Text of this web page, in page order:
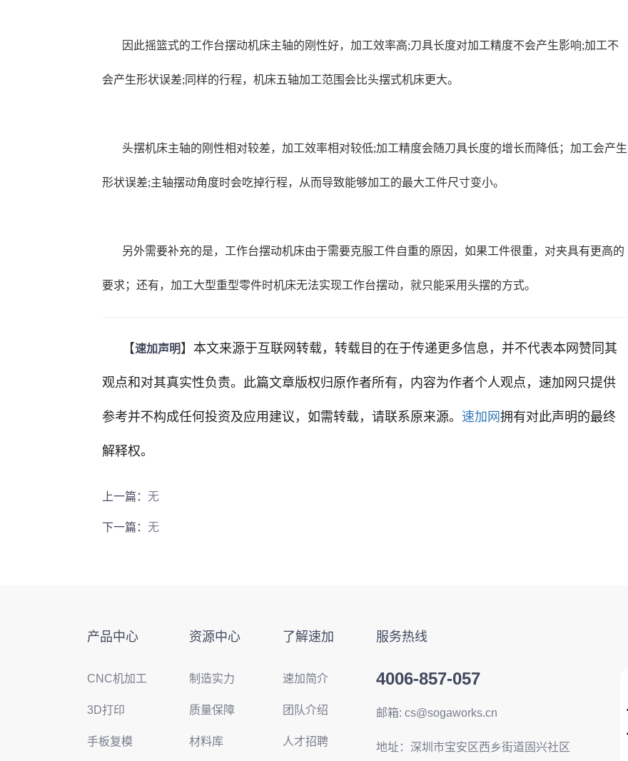
因此摇篮式的工作台摆动机床主轴的刚性好，加工效率高;刀具长度对加工精度不会产生影响;加工不
会产生形状误差;同样的行程，机床五轴加工范围会比头摆式机床更大。
头摆机床主轴的刚性相对较差，加工效率相对较低;加工精度会随刀具长度的增长而降低；加工会产生
形状误差;主轴摆动角度时会吃掉行程，从而导致能够加工的最大工件尺寸变小。
另外需要补充的是，工作台摆动机床由于需要克服工件自重的原因，如果工件很重，对夹具有更高的
要求；还有，加工大型重型零件时机床无法实现工作台摆动，就只能采用头摆的方式。
【速加声明 】 本文来源于互联网转载，转载目的在于传递更多信息，并不代表本网赞同其
观点和对其真实性负责。此篇文章版权归原作者所有，内容为作者个人观点， 速加网 只提供
参考并不构成任何投资及应用建议，如需转载，请联系原来源。 速加网拥有对此声明的最终
解释权。
上一篇： 无
下一篇： 无
产品中心
CNC机加工
3D打印
手板复模
资源中心
制造实力
质量保障
材料库
了解速加
速加简介
团队介绍
人才招聘
服务热线
4006-857-057
邮箱: cs@sogaworks.cn
地址：深圳市宝安区西乡街道固兴社区